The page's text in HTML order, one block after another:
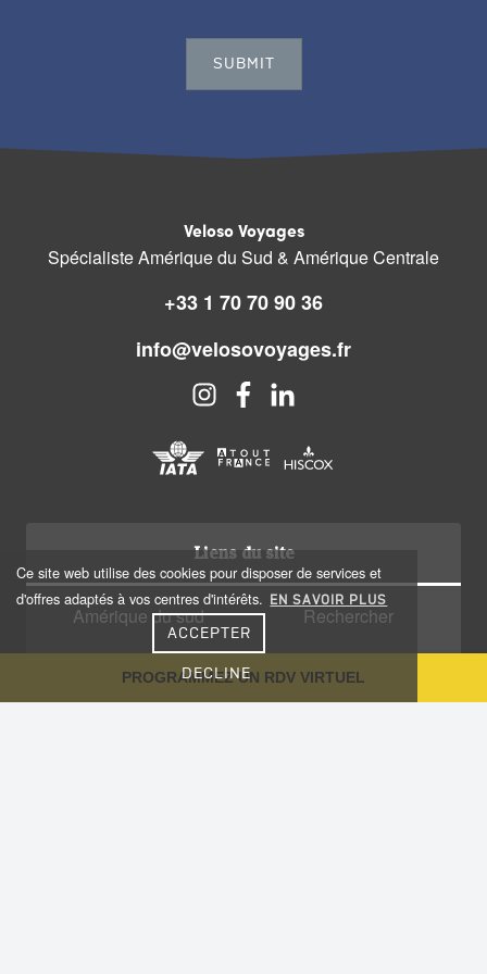
Ce site web utilise des cookies pour disposer de services et
d'offres adaptés à vos centres d'intérêts.
EN SAVOIR PLUS
DECLINE
ACCEPTER
PROGRAMMEZ UN RDV VIRTUEL
Veloso Voyages
Spécialiste Amérique du Sud & Amérique Centrale
+33 1 70 70 90 36
info@velosovoyages.fr
Liens du site
Amérique du sud
Amérique centrale
Caraïbes
Rechercher
Qui sommes nous?
Recrutement